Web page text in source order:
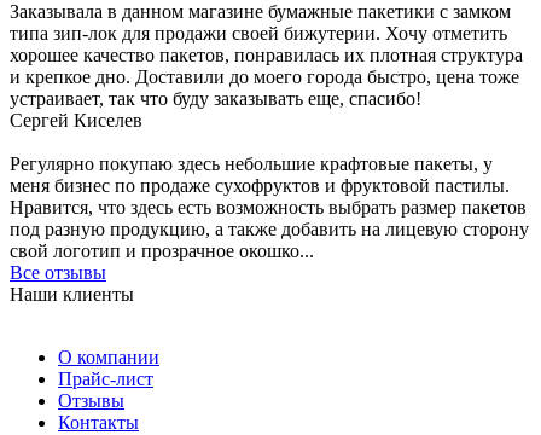
Заказывала в данном магазине бумажные пакетики с замком
типа зип-лок для продажи своей бижутерии. Хочу отметить
хорошее качество пакетов, понравилась их плотная структура
и крепкое дно. Доставили до моего города быстро, цена тоже
устраивает, так что буду заказывать еще, спасибо!
Сергей Киселев
Регулярно покупаю здесь небольшие крафтовые пакеты, у
меня бизнес по продаже сухофруктов и фруктовой пастилы.
Нравится, что здесь есть возможность выбрать размер пакетов
под разную продукцию, а также добавить на лицевую сторону
свой логотип и прозрачное окошко...
Все отзывы
Наши клиенты
О компании
Прайс-лист
Отзывы
Контакты